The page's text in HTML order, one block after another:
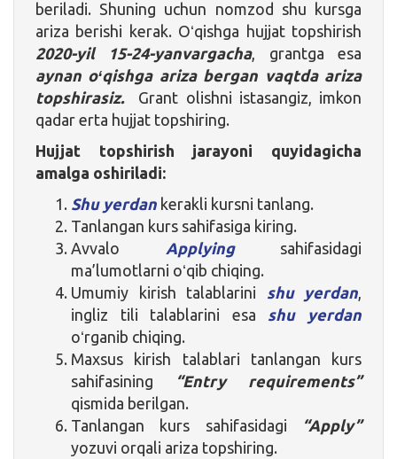
beriladi. Shuning uchun nomzod shu kursga
ariza berishi kerak. Oʻqishga hujjat topshirish
2020-yil 15-24-yanvargacha, grantga esa
aynan oʻqishga ariza bergan vaqtda ariza
topshirasiz.
Grant olishni istasangiz, imkon
qadar erta hujjat topshiring.
Hujjat topshirish jarayoni quyidagicha
amalga oshiriladi:
Shu yerdan kerakli kursni tanlang.
Tanlangan kurs sahifasiga kiring.
Avvalo Applyingsahifasidagi
ma’lumotlarni oʻqib chiqing.
Umumiy kirish talablarini shu yerdan
ingliz tili talablarini esa shu yerdan
oʻrganib chiqing.
Maxsus kirish talablari tanlangan kurs
sahifasining
“Entry requirements”
qismida berilgan.
Tanlangan kurs sahifasidagi
“Apply”
yozuvi orqali ariza topshiring.